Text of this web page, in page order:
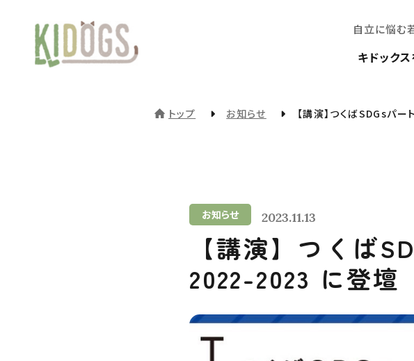
自立に悩む
キドック
トップ お知らせ 【講演】つくばSDGsパ
お知らせ 2023.11.13
【講演】つくば
2022-2023 に登壇